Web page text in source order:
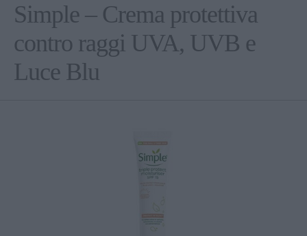
Simple – Crema protettiva
contro raggi UVA, UVB e
Luce Blu